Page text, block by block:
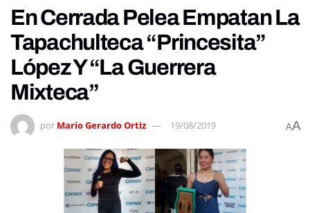
En Cerrada Pelea Empatan La
Tapachulteca “Princesita”
López Y “La Guerrera
Mixteca”
por Mario Gerardo Ortiz 19/08/2019 AA